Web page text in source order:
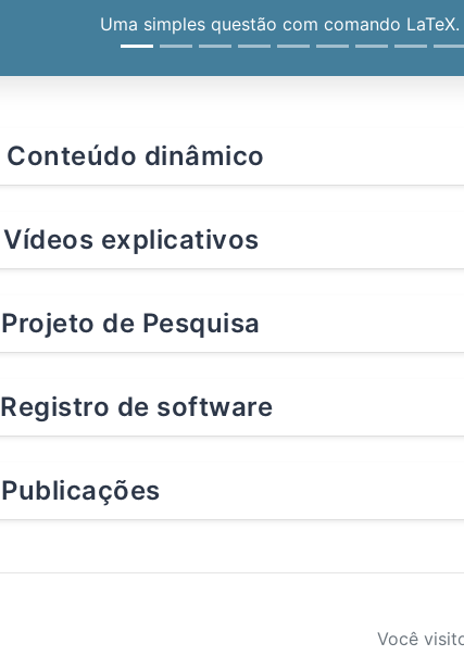
Uma simples questão com comando
Conteúdo dinâmico
Vídeos explicativos
Projeto de Pesquisa
Registro de software
Publicações
Você